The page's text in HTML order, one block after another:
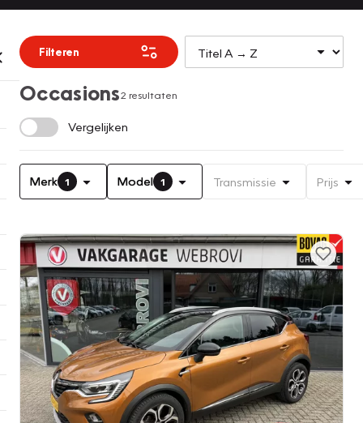
Filteren
Occasions2 resultaten
Vergelijken
Merk 1 Model 1 Transmissie Prijs